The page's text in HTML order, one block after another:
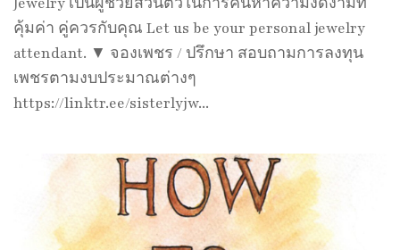
คุ้มค่า คู่ควรกับคุณ Let us be your personal jewelry
attendant. ▼ จองเพชร / ปรึกษา สอบถามการลงทุน
เพชรตามงบประมาณต่างๆ
https://linktr.ee/sisterlyjw...